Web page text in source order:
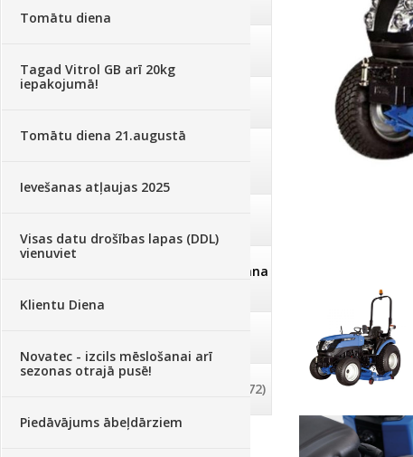
Tomātu diena
Tagad Vitrol GB arī 20kg
iepakojumā!
Tomātu diena 21.augustā
Ievešanas atļaujas 2025
Visas datu drošības lapas (DDL)
vienuviet
Klientu Diena
Novatec - izcils mēslošanai arī
sezonas otrajā pusē!
Piedāvājums ābeļdārziem
Dezinfekcija, tīrīšana, mazgāšana
(72)